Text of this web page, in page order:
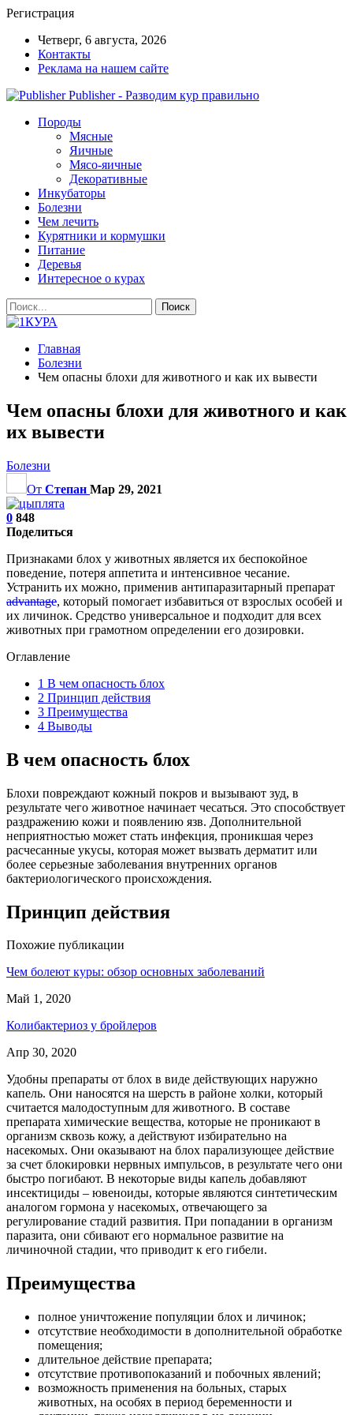
Регистрация
Четверг, 6 августа, 2026
Контакты
Реклама на нашем сайте
Publisher - Разводим кур правильно
Породы
Мясные
Яичные
Мясо-яичные
Декоративные
Инкубаторы
Болезни
Чем лечить
Курятники и кормушки
Питание
Деревья
Интересное о курах
Главная
Болезни
Чем опасны блохи для животного и как их вывести
Чем опасны блохи для животного и как
их вывести
Болезни
От Степан Мар 29, 2021
0 848
Поделиться
Признаками блох у животных является их беспокойное
поведение, потеря аппетита и интенсивное чесание.
Устранить их можно, применив антипаразитарный препарат
advantage, который помогает избавиться от взрослых особей и
их личинок. Средство универсальное и подходит для всех
животных при грамотном определении его дозировки.
Оглавление
1 В чем опасность блох
2 Принцип действия
3 Преимущества
4 Выводы
В чем опасность блох
Блохи повреждают кожный покров и вызывают зуд, в
результате чего животное начинает чесаться. Это способствует
раздражению кожи и появлению язв. Дополнительной
неприятностью может стать инфекция, проникшая через
расчесанные укусы, которая может вызвать дерматит или
более серьезные заболевания внутренних органов
бактериологического происхождения.
Принцип действия
Похожие публикации
Чем болеют куры: обзор основных заболеваний
Май 1, 2020
Колибактериоз у бройлеров
Апр 30, 2020
Удобны препараты от блох в виде действующих наружно
капель. Они наносятся на шерсть в районе холки, который
считается малодоступным для животного. В составе
препарата химические вещества, которые не проникают в
организм сквозь кожу, а действуют избирательно на
насекомых. Они оказывают на блох парализующее действие
за счет блокировки нервных импульсов, в результате чего они
быстро погибают. В некоторые виды капель добавляют
инсектициды – ювеноиды, которые являются синтетическим
аналогом гормона у насекомых, отвечающего за
регулирование стадий развития. При попадании в организм
паразита, они сбивают его нормальное развитие на
личиночной стадии, что приводит к его гибели.
Преимущества
полное уничтожение популяции блох и личинок;
отсутствие необходимости в дополнительной обработке
помещения;
длительное действие препарата;
отсутствие противопоказаний и побочных явлений;
возможность применения на больных, старых
животных, на особях в период беременности и